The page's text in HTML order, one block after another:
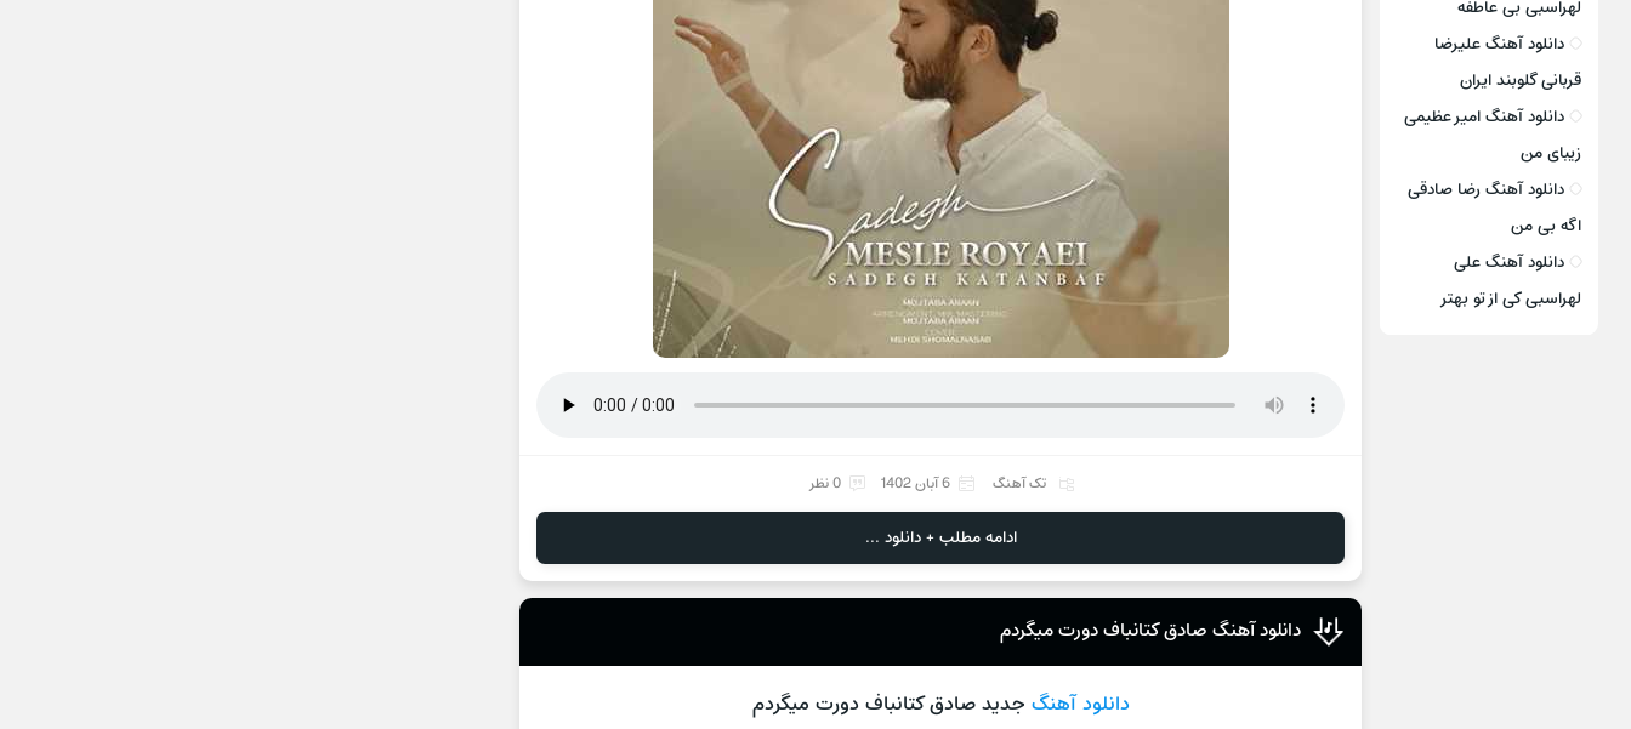
تک آهنگ 6 آبان 1402 0 نظر
ادامه مطلب + دانلود ...
دانلود آهنگ صادق کتانباف دورت میگردم
دانلود آهنگ جدید صادق کتانباف دورت میگردم
لهراسبی بی عاطفه
دانلود آهنگ علیرضا
قربانی گلوبند ایران
دانلود آهنگ امیر عظیمی
زیبای من
دانلود آهنگ رضا صادقی
اگه بی من
دانلود آهنگ علی
لهراسبی کی از تو ‌بهتر